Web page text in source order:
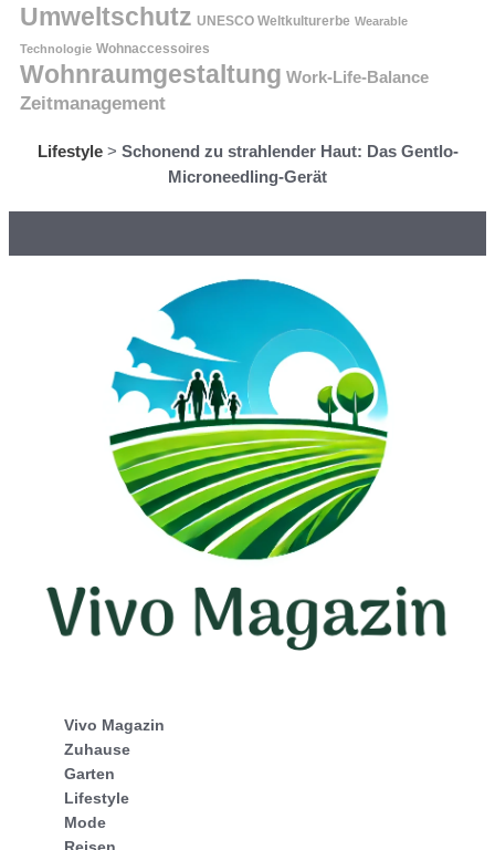
Umweltschutz UNESCO Weltkulturerbe Wearable
Technologie Wohnaccessoires
Wohnraumgestaltung Work-Life-Balance
Zeitmanagement
Lifestyle> Schonend zu strahlender Haut: Das Gentlo-
Microneedling-Gerät
Vivo Magazin
Zuhause
Garten
Lifestyle
Mode